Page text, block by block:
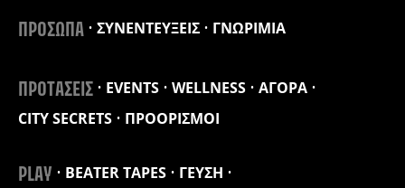
ΠΡΟΣΩΠΑ ΣΥΝΕΝΤΕΥΞΕΙΣ ΓΝΩΡΙΜΙΑ
ΠΡΟΤΑΣΕΙΣ EVENTS WELLNESS
ΑΓΟΡΑ
CITY SECRETS
ΠΡΟΟΡΙΣΜΟΙ
PLAY BEATER TAPES
ΓΕΥΣΗ